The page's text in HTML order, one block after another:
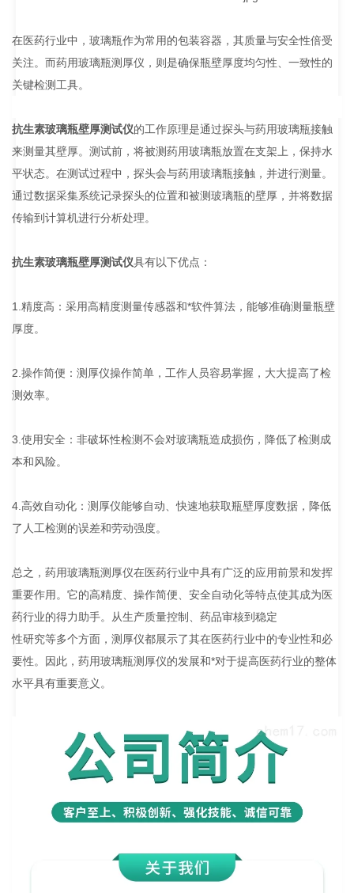
在医药行业中，玻璃瓶作为常用的包装容器，其质量与安全性倍受
关注。而药用玻璃瓶测厚仪，则是确保瓶壁厚度均匀性、一致性的
关键检测工具。
抗生素玻璃瓶壁厚测试仪的工作原理是通过探头与药用玻璃瓶接触
来测量其壁厚。测试前，将被测药用玻璃瓶放置在支架上，保持水
平状态。在测试过程中，探头会与药用玻璃瓶接触，并进行测量。
通过数据采集系统记录探头的位置和被测玻璃瓶的壁厚，并将数据
传输到计算机进行分析处理。
抗生素玻璃瓶壁厚测试仪具有以下优点：
1.精度高：采用高精度测量传感器和*软件算法，能够准确测量瓶壁
厚度。
2.操作简便：测厚仪操作简单，工作人员容易掌握，大大提高了检
测效率。
3.使用安全：非破坏性检测不会对玻璃瓶造成损伤，降低了检测成
本和风险。
4.高效自动化：测厚仪能够自动、快速地获取瓶壁厚度数据，降低
了人工检测的误差和劳动强度。
总之，药用玻璃瓶测厚仪在医药行业中具有广泛的应用前景和发挥
重要作用。它的高精度、操作简便、安全自动化等特点使其成为医
药行业的得力助手。从生产质量控制、药品审核到稳定
性研究等多个方面，测厚仪都展示了其在医药行业中的专业性和必
要性。因此，药用玻璃瓶测厚仪的发展和*对于提高医药行业的整体
水平具有重要意义。